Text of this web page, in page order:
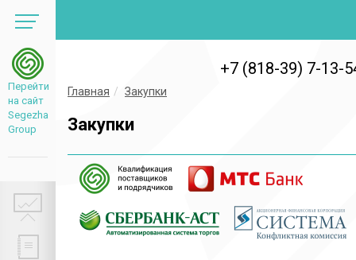
Перейти
на сайт
Segezha
Group
+7 (818-39) 7-13-
Главная Закупки
Закупки